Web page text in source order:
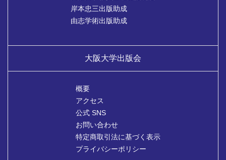
岸本忠三出版助成
由志学術出版助成
大阪大学出版会
概要
アクセス
公式 SNS
お問い合わせ
特定商取引法に基づく表示
プライバシーポリシー